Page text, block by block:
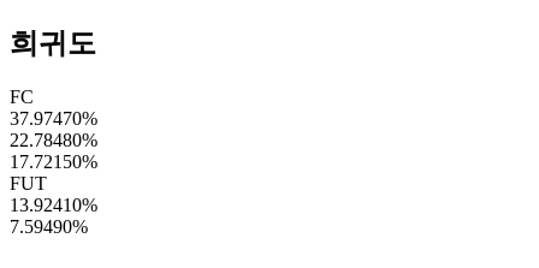
희귀도
FC
37.97470%
22.78480%
17.72150%
FUT
13.92410%
7.59490%